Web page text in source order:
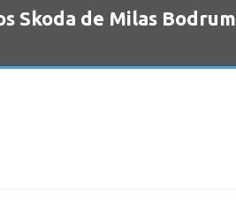
Skoda de Milas Bodrum